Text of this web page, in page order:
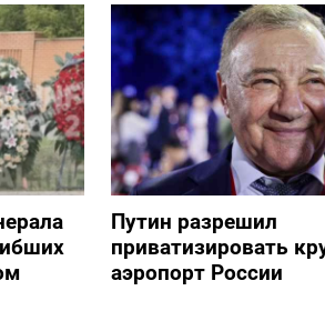
Путин разрешил
приватизировать
аэропорт России